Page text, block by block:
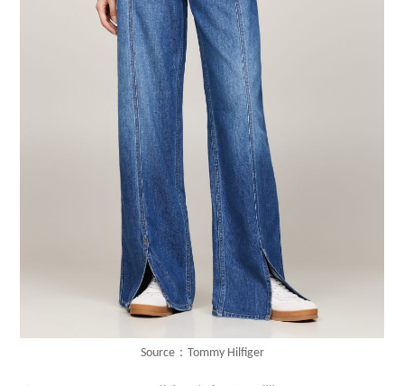
Source：Tommy Hilfiger